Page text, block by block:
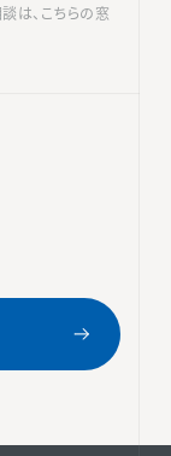
は、こちらの窓